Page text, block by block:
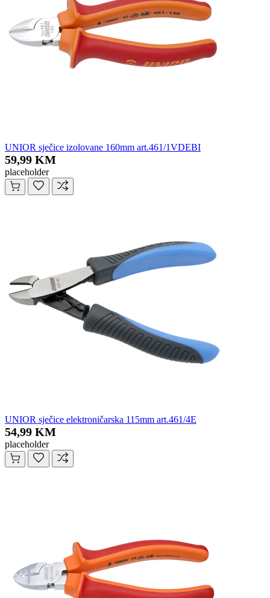
UNIOR sječice izolovane 160mm art.461/1VDEBI
59,99 KM
placeholder
UNIOR sječice elektroničarska 115mm art.461/4E
54,99 KM
placeholder